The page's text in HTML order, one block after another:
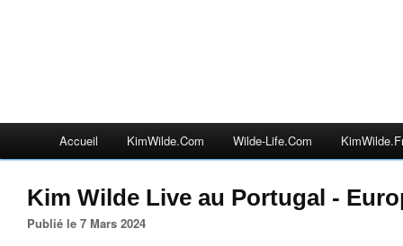
Accueil KimWilde.com Wilde-Life.com
Kim Wilde Live au Portugal -
Publié le 7 Mars 2024